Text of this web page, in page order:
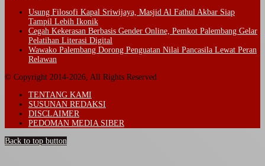
Usung Filosofi Kapal Sriwijaya, Masjid Al Fathul Akbar Siap
Tampil Lebih Ikonik
Cegah Kekerasan Berbasis Gender Online, Pemkot Palembang Gelar
Pelatihan Literasi Digital
Wawako Palembang Dorong Penguatan Nilai Pancasila Lewat Peran
Relawan
© Copyright 2014-2026, All Rights Reserved
TENTANG KAMI
SUSUNAN REDAKSI
DISCLAIMER
PEDOMAN MEDIA SIBER
Back to top button